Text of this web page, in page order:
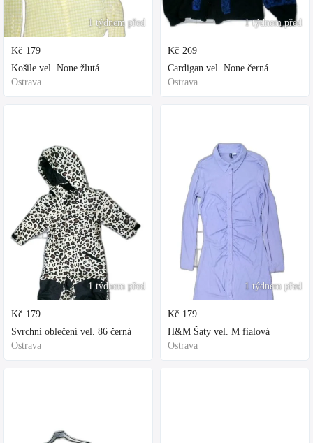
1 týdnem před
Kč 179
Košile vel. None žlutá
Ostrava
1 týdnem před
Kč 179
Svrchní oblečení vel. 86 černá
Ostrava
1 týdnem před
Kč 269
Cardigan vel. None černá
Ostrava
1 týdnem před
Kč 179
H&M Šaty vel. M fialová
Ostrava